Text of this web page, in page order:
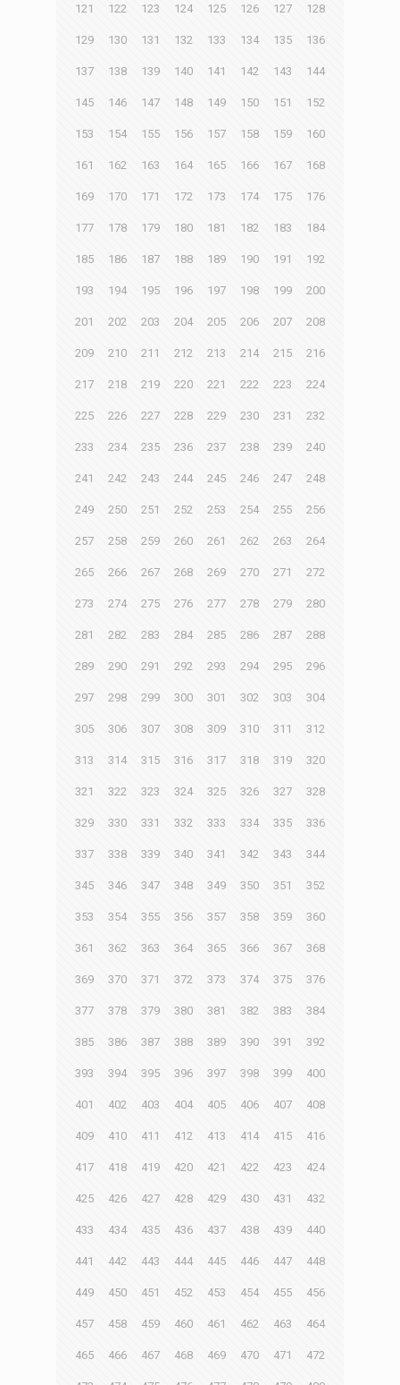
121 122 123 124 125 126 127 128
129 130 131 132 133 134 135 136
137 138 139 140 141 142 143 144
145 146 147 148 149 150 151 152
153 154 155 156 157 158 159 160
161 162 163 164 165 166 167 168
169 170 171 172 173 174 175 176
177 178 179 180 181 182 183 184
185 186 187 188 189 190 191 192
193 194 195 196 197 198 199 200
201 202 203 204 205 206 207 208
209 210 211 212 213 214 215 216
217 218 219 220 221 222 223 224
225 226 227 228 229 230 231 232
233 234 235 236 237 238 239 240
241 242 243 244 245 246 247 248
249 250 251 252 253 254 255 256
257 258 259 260 261 262 263 264
265 266 267 268 269 270 271 272
273 274 275 276 277 278 279 280
281 282 283 284 285 286 287 288
289 290 291 292 293 294 295 296
297 298 299 300 301 302 303 304
305 306 307 308 309 310 311 312
313 314 315 316 317 318 319 320
321 322 323 324 325 326 327 328
329 330 331 332 333 334 335 336
337 338 339 340 341 342 343 344
345 346 347 348 349 350 351 352
353 354 355 356 357 358 359 360
361 362 363 364 365 366 367 368
369 370 371 372 373 374 375 376
377 378 379 380 381 382 383 384
385 386 387 388 389 390 391 392
393 394 395 396 397 398 399 400
401 402 403 404 405 406 407 408
409 410 411 412 413 414 415 416
417 418 419 420 421 422 423 424
425 426 427 428 429 430 431 432
433 434 435 436 437 438 439 440
441 442 443 444 445 446 447 448
449 450 451 452 453 454 455 456
457 458 459 460 461 462 463 464
465 466 467 468 469 470 471 472